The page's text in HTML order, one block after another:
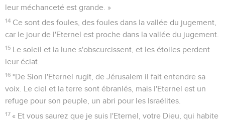
leur méchanceté est grande. »
14 Ce sont des foules, des foules dans la vallée du jugement,
car le jour de l'Eternel est proche dans la vallée du jugement.
15 Le soleil et la lune s'obscurcissent, et les étoiles perdent
leur éclat.
16 *De Sion l'Eternel rugit, de Jérusalem il fait entendre sa
voix. Le ciel et la terre sont ébranlés, mais l'Eternel est un
refuge pour son peuple, un abri pour les Israélites.
17 « Et vous saurez que je suis l'Eternel, votre Dieu, qui habite